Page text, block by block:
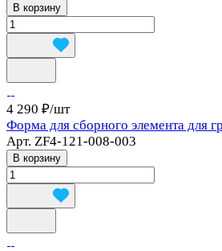
В корзину
4 290 ₽/шт
Форма для сборного элемента для
Арт. ZF4-121-008-003
В корзину